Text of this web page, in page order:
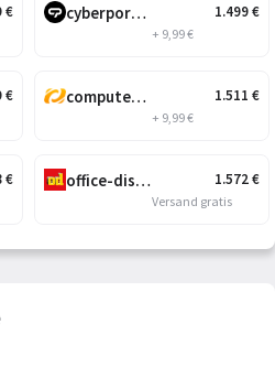
€
€
€
1.499€
cyberport.at
+ 9,99 €
1.511 €
computeruniverse.net
+ 9,99 €
1.572€
office-discount.at
Versand gratis